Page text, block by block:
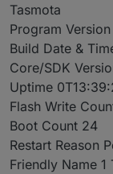
Tasmota
Program
Build Date &
Core/SDK
Uptime
Flash Write
Boot Count 24
Restart Reason
Friendly Name 1